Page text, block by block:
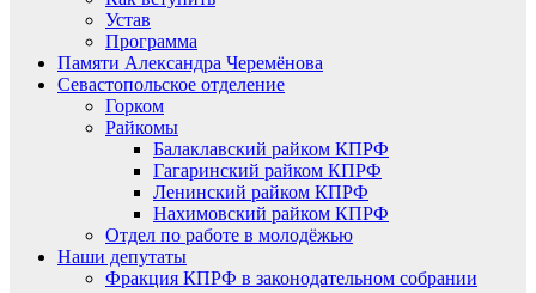
Устав
Программа
Памяти Александра Черемёнова
Севастопольское отделение
Горком
Райкомы
Балаклавский райком КПРФ
Гагаринский райком КПРФ
Ленинский райком КПРФ
Нахимовский райком КПРФ
Отдел по работе в молодёжью
Наши депутаты
Фракция КПРФ в законодательном собрании